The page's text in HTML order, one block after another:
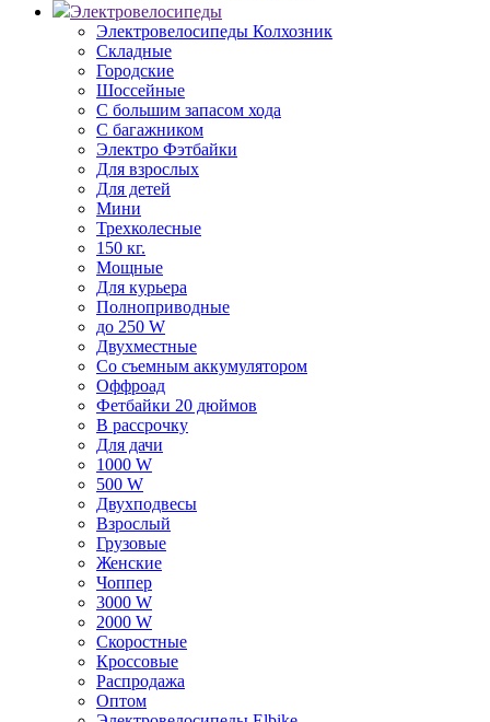
Электровелосипеды
Электровелосипеды Колхозник
Складные
Городские
Шоссейные
С большим запасом хода
С багажником
Электро Фэтбайки
Для взрослых
Для детей
Мини
Трехколесные
150 кг.
Мощные
Для курьера
Полноприводные
до 250 W
Двухместные
Со съемным аккумулятором
Оффроад
Фетбайки 20 дюймов
В рассрочку
Для дачи
1000 W
500 W
Двухподвесы
Взрослый
Грузовые
Женские
Чоппер
3000 W
2000 W
Скоростные
Кроссовые
Распродажа
Оптом